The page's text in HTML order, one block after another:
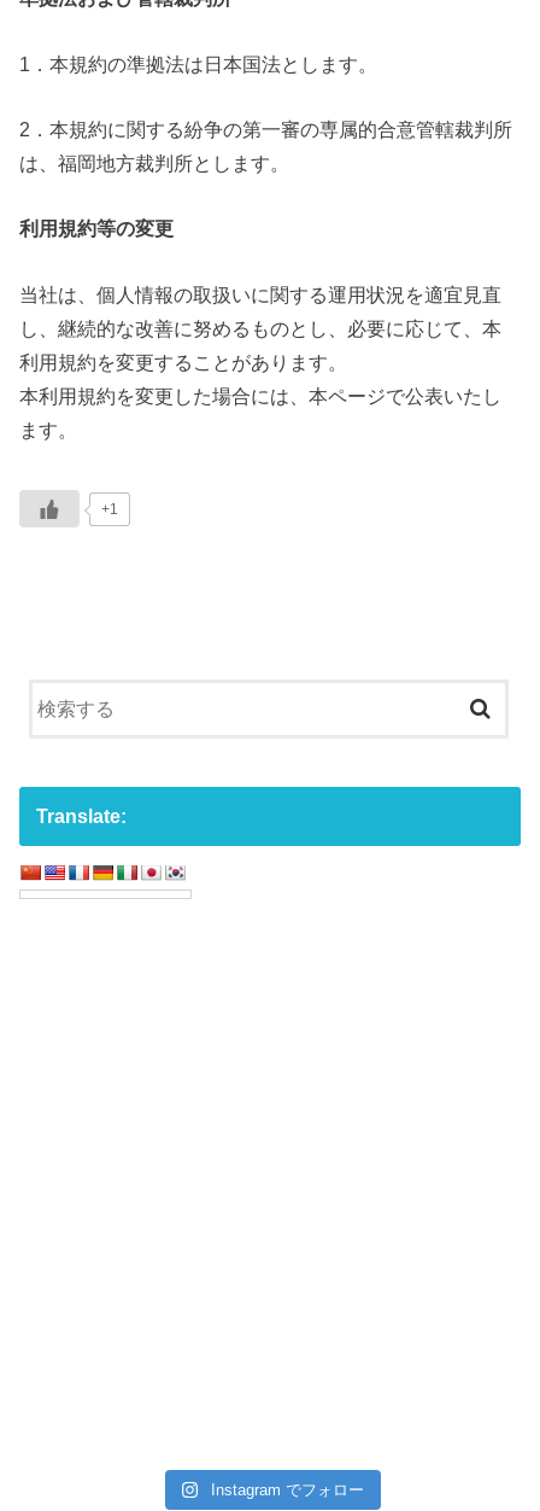
1．本規約の準拠法は日本国法とします。
2．本規約に関する紛争の第一審の専属的合意管轄裁判所
は、福岡地方裁判所とします。
利用規約等の変更
当社は、個人情報の取扱いに関する運用状況を適宜見直
し、継続的な改善に努めるものとし、必要に応じて、本
利用規約を変更することがあります。
本利用規約を変更した場合には、本ページで公表いたし
ます。
+1
Translate:
Instagram でフォロー